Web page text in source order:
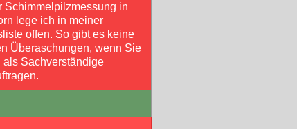
Schimmelpilzmessung in
lege ich in meiner
offen. So gibt es keine
Überaschungen, wenn Sie
als Sachverständige